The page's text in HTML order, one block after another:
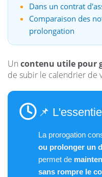
Dans un contrat
Comparaison des
prolongation
Un contenu utile pour
de subir le calendrier de
📌
La prorogation
ou prolonger un
permet de
sans rompre le